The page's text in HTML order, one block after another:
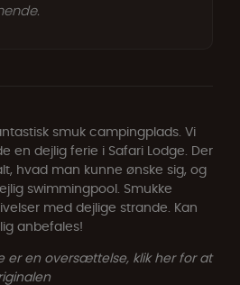
smuk campingplads. Vi
en dejlig ferie i Safari Lodge. Der
hvad man kunne ønske sig, og
swimmingpool. Smukke
med dejlige strande. Kan
anbefales!
er en oversættelse, klik her for at